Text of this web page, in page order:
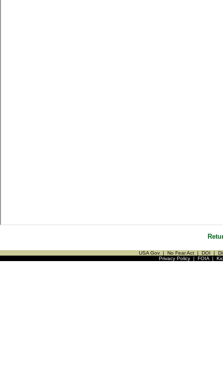
USA Gov | No Fear Act | DOI |
Privacy Policy| FOIA|